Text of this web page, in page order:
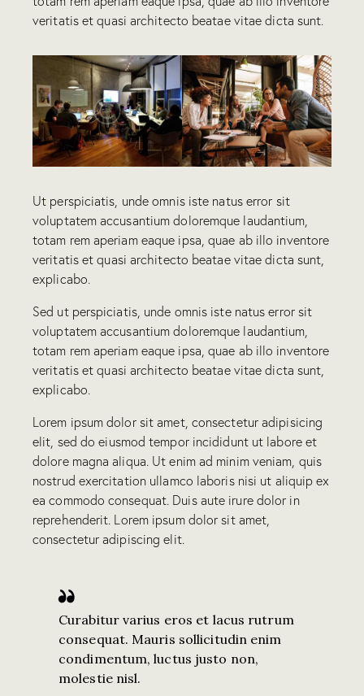
veritatis et quasi architecto beatae vitae dicta sunt.
Ut perspiciatis, unde omnis iste natus error sit
voluptatem accusantium doloremque laudantium,
totam rem aperiam eaque ipsa, quae ab illo inventore
veritatis et quasi architecto beatae vitae dicta sunt,
explicabo.
Sed ut perspiciatis, unde omnis iste natus error sit
voluptatem accusantium doloremque laudantium,
totam rem aperiam eaque ipsa, quae ab illo inventore
veritatis et quasi architecto beatae vitae dicta sunt,
explicabo.
Lorem ipsum dolor sit amet, consectetur adipisicing
elit, sed do eiusmod tempor incididunt ut labore et
dolore magna aliqua. Ut enim ad minim veniam, quis
nostrud exercitation ullamco laboris nisi ut aliquip ex
ea commodo consequat. Duis aute irure dolor in
reprehenderit. Lorem ipsum dolor sit amet,
consectetur adipiscing elit.
Curabitur varius eros et lacus rutrum
consequat. Mauris sollicitudin enim
condimentum, luctus justo non,
molestie nisl.